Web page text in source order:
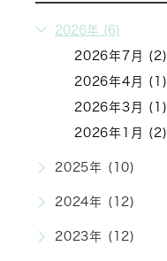
2026年 (6)
2026年7月 (2)
2026年4月 (1)
2026年3月 (1)
2026年1月 (2)
2025年 (10)
2024年 (12)
2023年 (12)